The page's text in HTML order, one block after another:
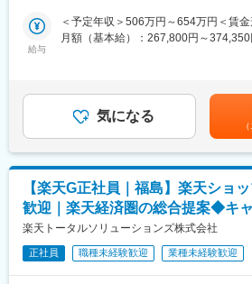
案内
・スマホの初期設定・データ移行サポ
・店舗での電話応対
・在庫管理、売り場づくり、POP作成
・KPI管理・数値振り返り
・店舗会議・研修への参加
・キャンペーン企画など、集客に向け
■キャリアパス：
スタッフ（R CREW）から店長を経て
へステップアップが可能です。RSV経
入社後1年で店長昇格を目指していただ
ンです。
・料金プラン、楽天ポイント活用、楽
・スマホ初期設定・データ移行サポー
・問い合わせ対応
◇店舗運営
・シフト管理、教育、評価
・在庫管理、売り場づくり、POP作成
・KPI管理・数値振り返り
給与
＜予定年収＞506万円～654万円＜賃
月額（基本給）：267,800円～
気になる
【楽天G正社員｜福島】楽天ショ
歓迎｜楽天経済圏の総合提案◆キ
楽天トータルソリューションズ株式会社
正社員 職種未経験歓迎 業種未経験歓迎